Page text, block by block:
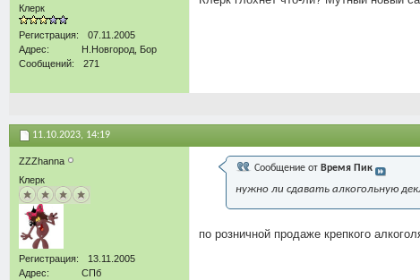
Клерк
Регистрация
07.11.2005
Адрес
Н.Новгород, Бор
Сообщений
271
11.10.2023, 14:19
ZZZhanna
Клерк
Регистрация
13.11.2005
Адрес
СПб
Сообщение от Время Пик
нужно ли сдавать алкогольную
по розничной продаже крепкого